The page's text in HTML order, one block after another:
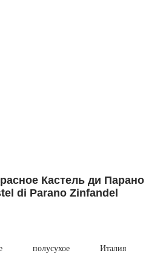
Кастель ди Парано
di Parano Zinfandel
полусухое Италия